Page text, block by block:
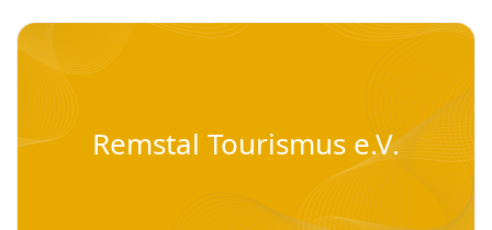
Remstal Tourismus e.V.